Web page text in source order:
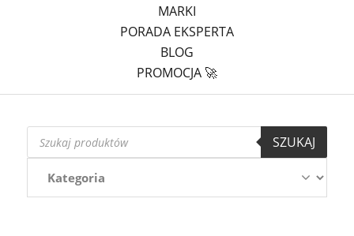
MARKI
PORADA EKSPERTA
BLOG
PROMOCJA 🚀
Wyszukiwarka
produktów
SZUKAJ